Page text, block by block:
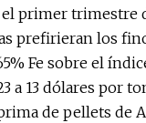
primer trimestre
prefirieran los
Fe sobre el
13 dólares por
de pellets de